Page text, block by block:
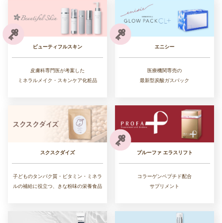
ビューティフルスキン
皮膚科専門医が考案した
ミネラルメイク・スキンケア化粧品
エニシー
医療機関専売の
最新型炭酸ガスパック
スクスクダイズ
子どものタンパク質・ビタミン・ミネラ
ルの補給に役立つ、きな粉味の栄養食品
プルーファ エラスリフト
コラーゲンペプチド配合
サプリメント